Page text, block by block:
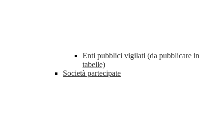
Enti pubblici vigilati (da pubblicare in
tabelle)
Società partecipate